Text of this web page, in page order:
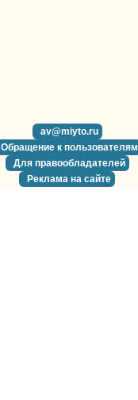
av@miyto.ru
Обращение к пользователям
Для правообладателей
Реклама на сайте